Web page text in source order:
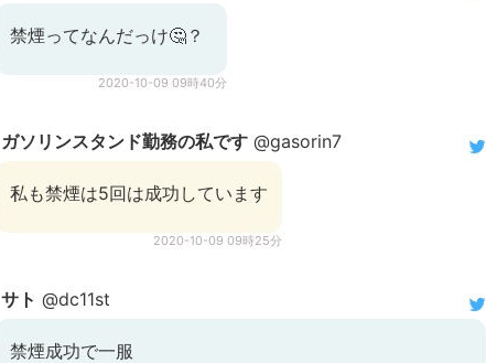
禁煙ってなんだっけ🤔？
2020-10-09 09時40分
ガソリンスタンド勤務の私です @gasorin7
私も禁煙は5回は成功しています
2020-10-09 09時25分
サト @dc11st
禁煙成功で一服